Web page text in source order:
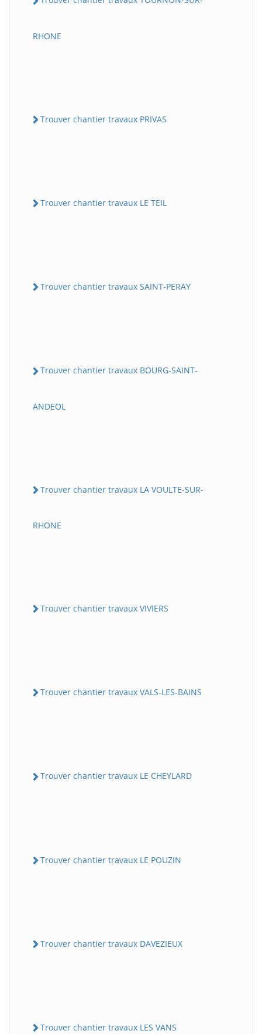
RHONE
Trouver chantier travaux PRIVAS
Trouver chantier travaux LE TEIL
Trouver chantier travaux SAINT-PERAY
Trouver chantier travaux BOURG-SAINT-
ANDEOL
Trouver chantier travaux LA VOULTE-SUR-
RHONE
Trouver chantier travaux VIVIERS
Trouver chantier travaux VALS-LES-BAINS
Trouver chantier travaux LE CHEYLARD
Trouver chantier travaux LE POUZIN
Trouver chantier travaux DAVEZIEUX
Trouver chantier travaux LES VANS